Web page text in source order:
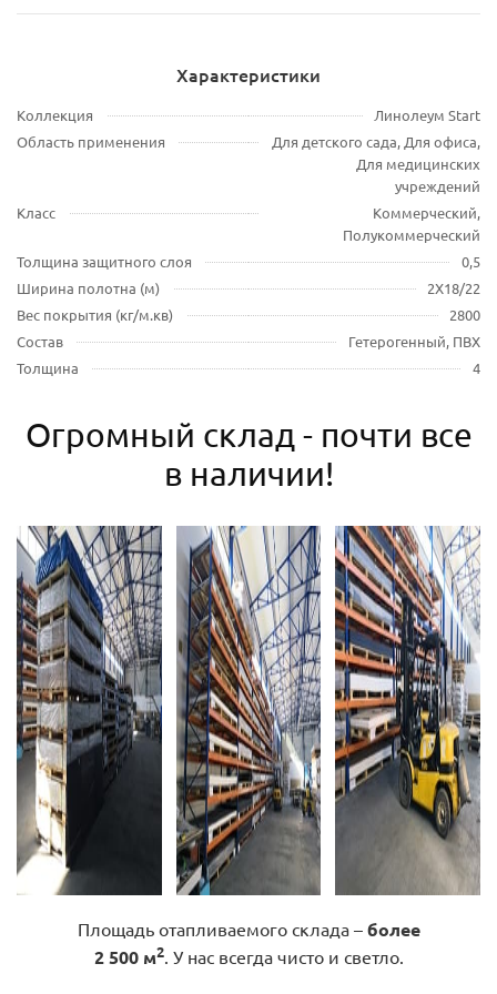
Характеристики
Коллекция
Линолеум Start
Область применения
Для детского сада, Для офиса,
Для медицинских
учреждений
Класс
Коммерческий,
Полукоммерческий
Толщина защитного слоя
0,5
Ширина полотна (м)
2Х18/22
Вес покрытия (кг/м.кв)
2800
Состав
Гетерогенный, ПВХ
Толщина
4
Огромный склад - почти все
в наличии!
Площадь отапливаемого склада – более
2 500 м2. У нас всегда чисто и светло.